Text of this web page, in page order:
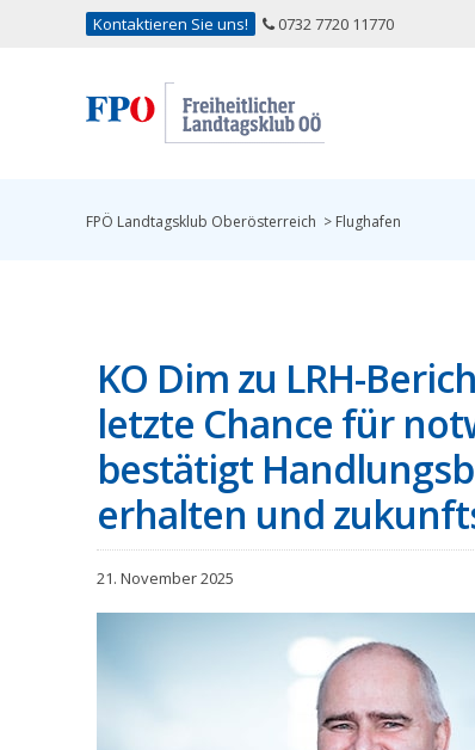
Kontaktieren Sie uns! 0732 7720 11770
FPÖ Landtagsklub Oberösterreich > Flughafen
KO Dim zu LRH-
letzte Chance für
bestätigt
erhalten und
21. November 2025